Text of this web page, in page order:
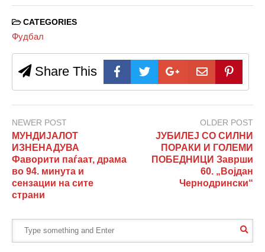
CATEGORIES
Фудбал
Share This
NEWER POST
МУНДИЈАЛОТ
ИЗНЕНАДУВА
Фаворити паѓаат, драма
во 94. минута и
сензации на сите
страни
OLDER POST
ЈУБИЛЕЈ СО СИЛНИ
ПОРАКИ И ГОЛЕМИ
ПОБЕДНИЦИ Заврши
60. „Војдан
Чернодрински“